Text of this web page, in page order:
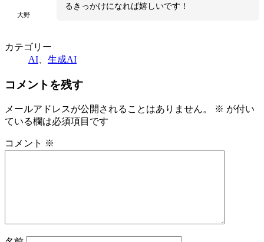
大野
るきっかけになれば嬉しいです！
カテゴリー
AI
生成AI
コメントを残す
メールアドレスが公開されることはありません。 ※ が付い
ている欄は必須項目です
コメント ※